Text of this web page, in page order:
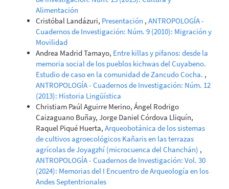
Alimentación
Cristóbal Landázuri, Presentación , ANTROPOLOGÍA -
Cuadernos de Investigación: Núm. 9 (2010): Migración y
Movilidad
Andrea Madrid Tamayo, Entre killas y pifanos: desde la
memoria social de los pueblos kichwas del Cuyabeno.
Estudio de caso en la comunidad de Zancudo Cocha. ,
ANTROPOLOGÍA - Cuadernos de Investigación: Núm. 12
(2013): Historia Lingüística
Christiam Paúl Aguirre Merino, Ángel Rodrigo
Caizaguano Buñay, Jorge Daniel Córdova Lliquín,
Raquel Piqué Huerta, Arqueobotánica de los sistemas
de cultivos agroecológicos Kañaris en las terrazas
agrícolas de Joyagzhí (microcuenca del Chanchán) ,
ANTROPOLOGÍA - Cuadernos de Investigación: Vol. 30
(2024): Memorias del I Encuentro de Arqueología en los
Andes Septentrionales